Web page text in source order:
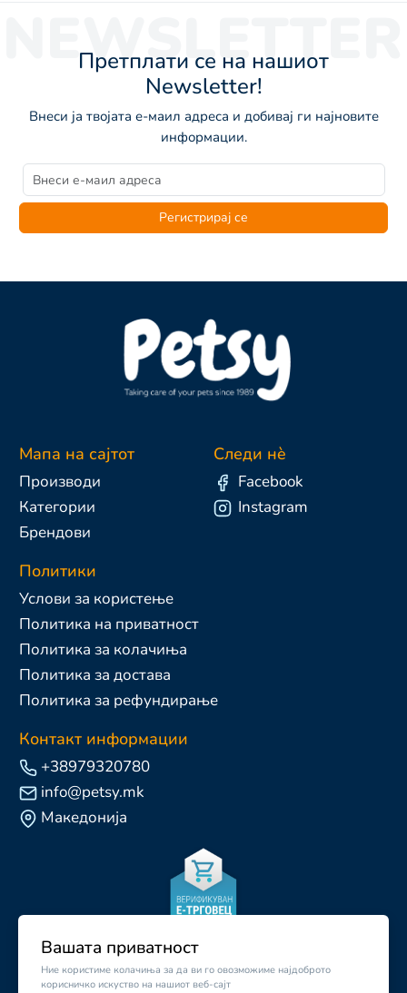
Вашата приватност
Ние користиме колачиња за да ви го овозможиме најдоброто
корисничко искуство на нашиот веб-сајт
NEWSLETTER
Претплати се на нашиот
Newsletter!
Внеси ја твојата е-маил адреса и добивај ги најновите
информации.
Регистрирај се
Мапа на сајтот
Производи
Категории
Брендови
Политики
Услови за користење
Политика на приватност
Политика за колачиња
Политика за достава
Политика за рефундирање
Контакт информации
+38979320780
info@petsy.mk
Македонија
Следи нè
Facebook
Instagram